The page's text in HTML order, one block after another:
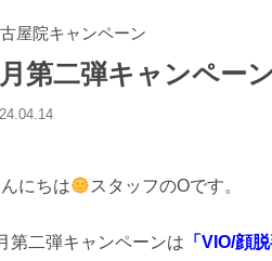
屋院キャンペーン
第二弾キャンペーン
にちは スタッフのOです。
第二弾キャンペーンは 「VIO/顔